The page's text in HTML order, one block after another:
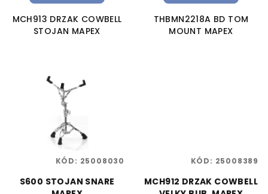
MCH913 DRZAK COWBELL
STOJAN MAPEX
THBMN2218A BD TOM
MOUNT MAPEX
S600 STOJAN SNARE
KÓD: 25008030
MCH912 DRZAK COWBELL
KÓD: 25008389